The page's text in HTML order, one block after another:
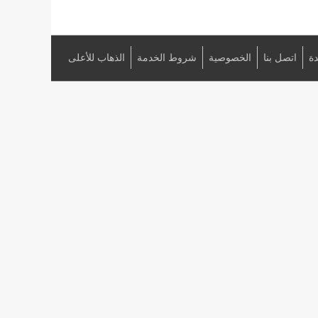
اتصل بنا الخصوصية شروط الخدمة الذهاب للأعلى